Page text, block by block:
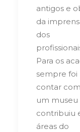
antigos e
da
dos
Para os
sempre foi
contar com
um museu
contribuiu
áreas do